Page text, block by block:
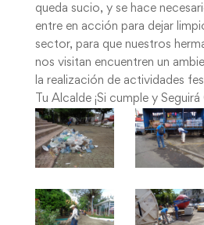
queda sucio, y se hace
entre en acción para dejar
sector, para que nuestros
nos visitan encuentren un
la realización de actividades
Tu Alcalde ¡Si cumple y